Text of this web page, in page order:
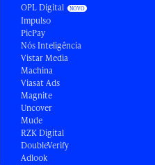
OPL Digital
Impulso
PicPay
Nós Inteligência
Vistar Media
Machina
Viasat Ads
Magnite
Uncover
Mude
RZK Digital
DoubleVerify
Adlook